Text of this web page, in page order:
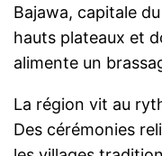
Bajawa, capitale
hauts plateaux et
alimente un
La région vit au
Des cérémonies